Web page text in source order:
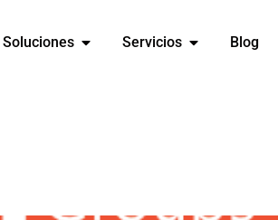
Soluciones Servicios Blog